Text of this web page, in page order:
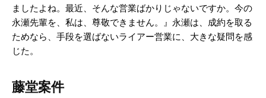
ましたよね。最近、そんな営業ばかりじゃないですか。今の
永瀬先輩を、私は、尊敬できません。』永瀬は、成約を取る
ためなら、手段を選ばないライアー営業に、大きな疑問を感
じた。
藤堂案件